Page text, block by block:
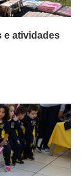
e atividades